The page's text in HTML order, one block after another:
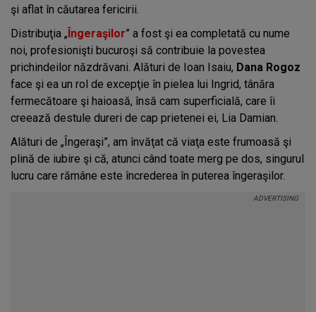
şi aflat în căutarea fericirii.
Distribuţia „Îngeraşilor” a fost şi ea completată cu nume
noi, profesionişti bucuroşi să contribuie la povestea
prichindeilor năzdrăvani. Alături de Ioan Isaiu, Dana Rogoz
face şi ea un rol de excepţie în pielea lui Ingrid, tânăra
fermecătoare şi haioasă, însă cam superficială, care îi
creează destule dureri de cap prietenei ei, Lia Damian.
Alături de „Îngeraşi”, am învăţat că viaţa este frumoasă şi
plină de iubire şi că, atunci când toate merg pe dos, singurul
lucru care rămâne este încrederea în puterea îngeraşilor.